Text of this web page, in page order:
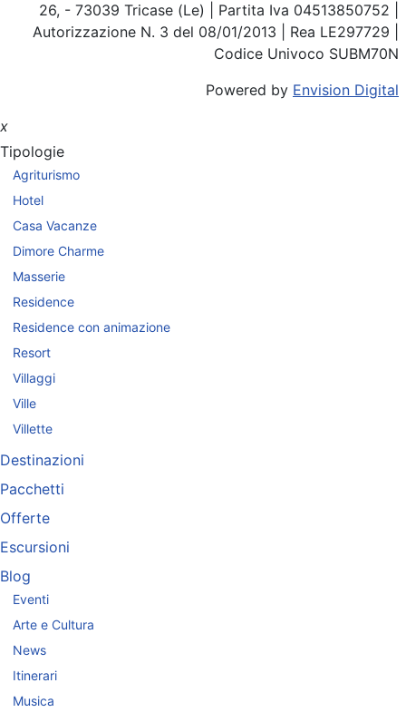
26, - 73039 Tricase (Le) | Partita Iva 04513850752 |
Autorizzazione N. 3 del 08/01/2013 | Rea LE297729 |
Codice Univoco SUBM70N
Powered by Envision Digital
x
Tipologie
Agriturismo
Hotel
Casa Vacanze
Dimore Charme
Masserie
Residence
Residence con animazione
Resort
Villaggi
Ville
Villette
Destinazioni
Pacchetti
Offerte
Escursioni
Blog
Eventi
Arte e Cultura
News
Itinerari
Musica